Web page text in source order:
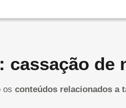
cassação de
os conteúdos relacionados a